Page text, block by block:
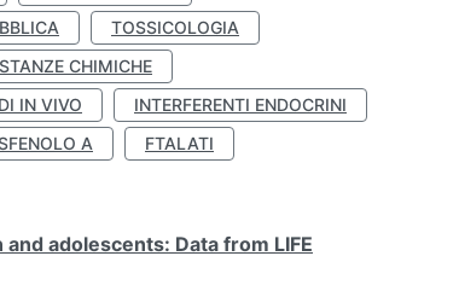
TOSSICOLOGIA
CHIMICHE
IN VIVO
INTERFERENTI ENDOCRINI
A
FTALATI
adolescents: Data from LIFE